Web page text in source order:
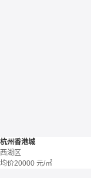
杭州香港城
西湖区
均价20000 元/㎡